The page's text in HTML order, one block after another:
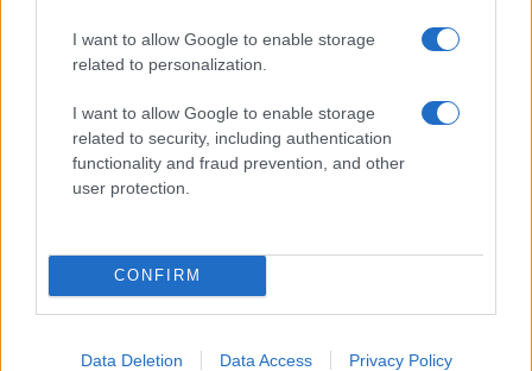
I want to allow Google to enable storage
related to personalization.
I want to allow Google to enable storage
related to security, including authentication
functionality and fraud prevention, and other
user protection.
CONFIRM
Data Deletion Data Access Privacy Policy
4 gigáig bovithetö
Ualaki
2009-4-25 8:36:38 AM
Szasztokvalami gond jelentkezett, beleteszem a memkártyát és a
videóimat...Ugyhogy visszaviszem gariba megcsinálják.Különben
szerintem csak firmwaret frissitenek, és vissza is adjákCakukNem
tudom mcmondani, mert én felvidéken élek.